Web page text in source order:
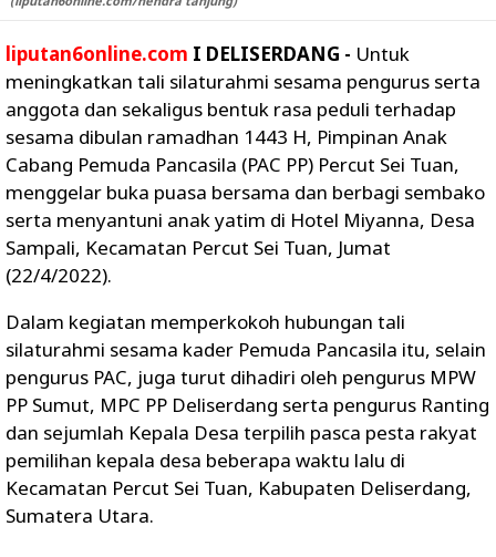
liputan6online.com I DELISERDANG - Untuk
meningkatkan tali silaturahmi sesama pengurus serta
anggota dan sekaligus bentuk rasa peduli terhadap
sesama dibulan ramadhan 1443 H, Pimpinan Anak
Cabang Pemuda Pancasila (PAC PP) Percut Sei Tuan,
menggelar buka puasa bersama dan berbagi sembako
serta menyantuni anak yatim di Hotel Miyanna, Desa
Sampali, Kecamatan Percut Sei Tuan, Jumat
(22/4/2022).
Dalam kegiatan memperkokoh hubungan tali
silaturahmi sesama kader Pemuda Pancasila itu, selain
pengurus PAC, juga turut dihadiri oleh pengurus MPW
PP Sumut, MPC PP Deliserdang serta pengurus Ranting
dan sejumlah Kepala Desa terpilih pasca pesta rakyat
pemilihan kepala desa beberapa waktu lalu di
Kecamatan Percut Sei Tuan, Kabupaten Deliserdang,
Sumatera Utara.